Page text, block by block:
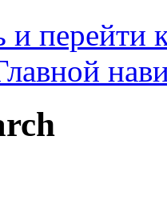
и перейти